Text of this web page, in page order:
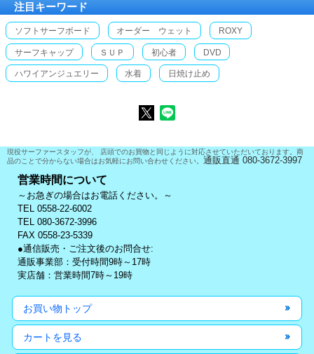
注目キーワード
ソフトサーフボード オーダー ウェット ROXY
サーフキャップ ＳＵＰ 初心者 DVD
ハワイアンジュエリー 水着 日焼け止め
現役サーファースタッフが、 店頭でのお買物と同じように対応させていただいております。商
品のことで分からない場合はお気軽にお問い合わせください。 通販直通 080-3672-3997
営業時間について
～お急ぎの場合はお電話ください。～
TEL 0558-22-6002
TEL 080-3672-3996
FAX 0558-23-5339
●通信販売・ご注文後のお問合せ:
通販事業部：受付時間9時～17時
実店舗：営業時間7時～19時
お買い物トップ
カートを見る